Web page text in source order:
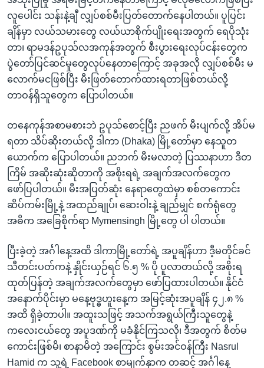
သို့
ကျော်
ရန်
လူပေါင်း သန်းနဲ့ချီ လျှပ်စစ်မီးပြတ်တောက်နေပါတယ်။ ပူပြင်း
ချိန်မှာ လယ်သမားတွေ လယ်ယာစိုက်ပျိုးရေးအတွက် ရေပိုသုံး
တာ၊ ရာမဒန်ဥပုသ်လအကုန်အတွက် စီးပွားရေးလုပ်ငန်းတွေက
ပွဲတော်ပြင်ဆင်မှုတွေလုပ်နေတာကြောင့် အခုအလို လျှပ်စစ်မီး မ
လောက်မငဖြစ်ပြီး မီးဖြတ်တောက်ထားရတာဖြစ်တယ်လို့
တာဝန်ရှိသူတွေက ပြောပါတယ်။
တနေကုန်အစာမစားဘဲ ဥပုသ်စောင့်ပြီး ညဖက် မီးပျက်လို့ အိပ်မ
ရတာ သိပ်ဆိုးတယ်လို့ ဒါကာ (Dhaka) မြို့တော်မှာ နေသူတ
ယောက်က ပြောပါတယ်။ ညဘက် မီးမလာတဲ့ ပြဿနာဟာ ဒီတ
ကြိမ် အဆိုးဆုံးဆိုတာကို အစိုးရရဲ့ အချက်အလက်တွေက
ဖော်ပြပါတယ်။ မီးအပြတ်ဆုံး နေရာတွေထဲမှာ စစ်တကောင်း
ဆိပ်ကမ်းမြို့နဲ့ အထည်ချုပ်၊ ဆေးဝါးနဲ့ ချည်မျှင် စက်ရုံတွေ
အဓိက အခြေစိုက်ရာ Mymensingh မြို့တွေ ပါ ပါတယ်။
ပြီးခဲ့တဲ့ အင်္ဂါနေ့အထိ ဒါကာမြို့တော်ရဲ့ အပူချိန်ဟာ ဒီ့မတိုင်ခင်
သီတင်းပတ်ကနဲ့ နှိုင်းယှဉ်ရင် ၆.၅ % ပို ပူလာတယ်လို့ အစိုးရ
ထုတ်ပြန်တဲ့ အချက်အလက်တွေမှာ ဖော်ပြထားပါတယ်။ နိုင်ငံ
အနောက်ပိုင်းမှာ မနေ့ဗုဒ္ဓဟူးနေ့က အမြင့်ဆုံးအပူချိန် ၄၂.၈ %
အထိ ရှိခဲ့တာပါ။ အထူးသဖြင့် အသက်အရွယ်ကြီးသူတွေနဲ့
ကလေးငယ်တွေ အပူဒဏ်ကို မခံနိုင်ကြသလို၊ ဒီအတွက် စိတ်မ
ကောင်းဖြစ်မိ၊ စာနာမိတဲ့ အကြောင်း စွမ်းအင်ဝန်ကြီး Nasrul
Hamid က သူ့ရဲ့ Facebook စာမျက်နှာက တဆင့် အင်္ဂါနေ့